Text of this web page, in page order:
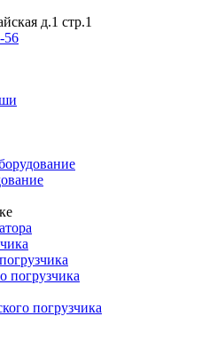
д.1 стр.1
56
погрузчика
погрузчика